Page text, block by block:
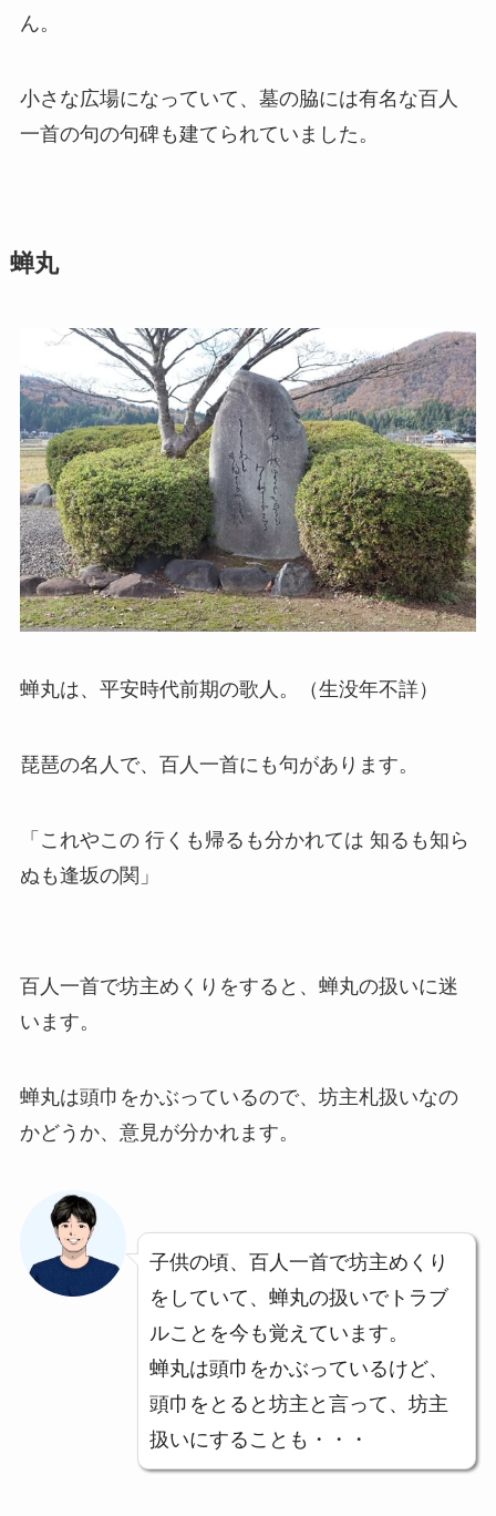
ん。
小さな広場になっていて、墓の脇には有名な百人
一首の句の句碑も建てられていました。
蝉丸
蝉丸は、平安時代前期の歌人。（生没年不詳）
琵琶の名人で、百人一首にも句があります。
「これやこの 行くも帰るも分かれては 知るも知ら
ぬも逢坂の関」
百人一首で坊主めくりをすると、蝉丸の扱いに迷
います。
蝉丸は頭巾をかぶっているので、坊主札扱いなの
かどうか、意見が分かれます。
子供の頃、百人一首で坊主めくり
をしていて、蝉丸の扱いでトラブ
ルことを今も覚えています。
蝉丸は頭巾をかぶっているけど、
頭巾をとると坊主と言って、坊主
扱いにすることも・・・